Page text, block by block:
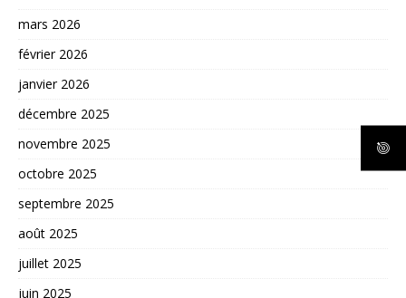
mars 2026
février 2026
janvier 2026
décembre 2025
novembre 2025
octobre 2025
septembre 2025
août 2025
juillet 2025
juin 2025